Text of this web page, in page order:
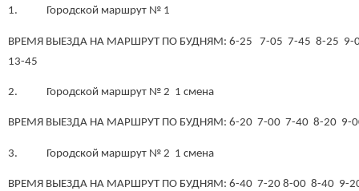
1. Городской маршрут № 1
ВРЕМЯ ВЫЕЗДА НА МАРШРУТ ПО БУДНЯМ: 6-25 7-05 7-45 8-25 9-
13-45
2. Городской маршрут № 2 1 смена
ВРЕМЯ ВЫЕЗДА НА МАРШРУТ ПО БУДНЯМ: 6-20 7-00 7-40 8-20 9-
3. Городской маршрут № 2 1 смена
ВРЕМЯ ВЫЕЗДА НА МАРШРУТ ПО БУДНЯМ: 6-40 7-20 8-00 8-40 9-